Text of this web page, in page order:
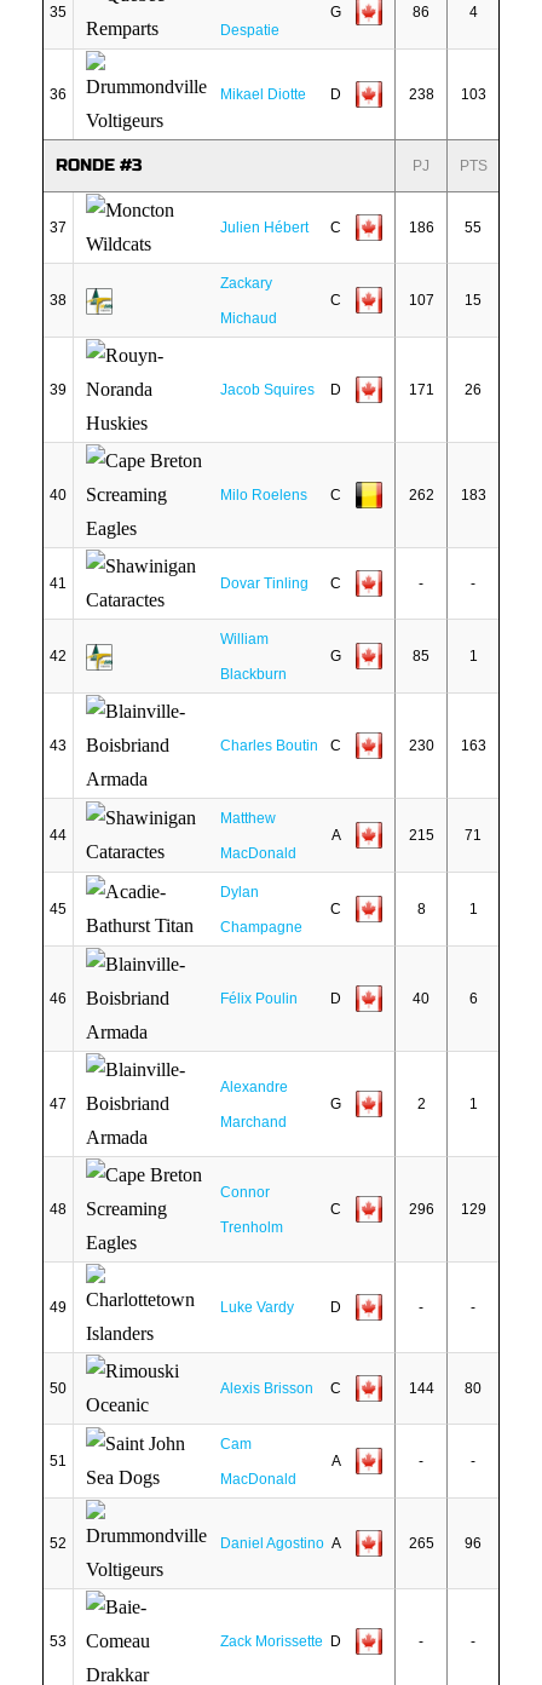
35
Despatie
G 86 4
36 Mikael Diotte D 238 103
RONDE #3 PJ PTS
37 Julien Hébert C 186 55
38
Zackary
Michaud
C 107 15
39 Jacob Squires D 171 26
40 Milo Roelens C 262 183
41 Dovar Tinling C - -
42
William
Blackburn
G 85 1
43 Charles Boutin C 230 163
44
Matthew
MacDonald
A 215 71
45
Dylan
Champagne
C 8 1
46 Félix Poulin D 40 6
47
Alexandre
Marchand
G 2 1
48
Connor
Trenholm
C 296 129
49 Luke Vardy D - -
50 Alexis Brisson C 144 80
51
Cam
MacDonald
A - -
52 Daniel Agostino A 265 96
53 Zack Morissette D - -